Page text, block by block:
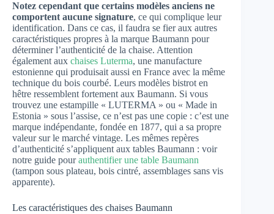
Notez cependant que certains modèles anciens ne
comportent aucune signature, ce qui complique leur
identification. Dans ce cas, il faudra se fier aux autres
caractéristiques propres à la marque Baumann pour
déterminer l’authenticité de la chaise. Attention
également aux chaises Luterma, une manufacture
estonienne qui produisait aussi en France avec la même
technique du bois courbé. Leurs modèles bistrot en
hêtre ressemblent fortement aux Baumann. Si vous
trouvez une estampille « LUTERMA » ou « Made in
Estonia » sous l’assise, ce n’est pas une copie : c’est une
marque indépendante, fondée en 1877, qui a sa propre
valeur sur le marché vintage. Les mêmes repères
d’authenticité s’appliquent aux tables Baumann : voir
notre guide pourauthentifier une table Baumann
(tampon sous plateau, bois cintré, assemblages sans vis
apparente).
Les caractéristiques des chaises Baumann